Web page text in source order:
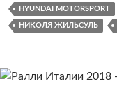
HYUNDAI MOTORSPORT
НИКОЛЯ ЖИЛЬСУЛЬ